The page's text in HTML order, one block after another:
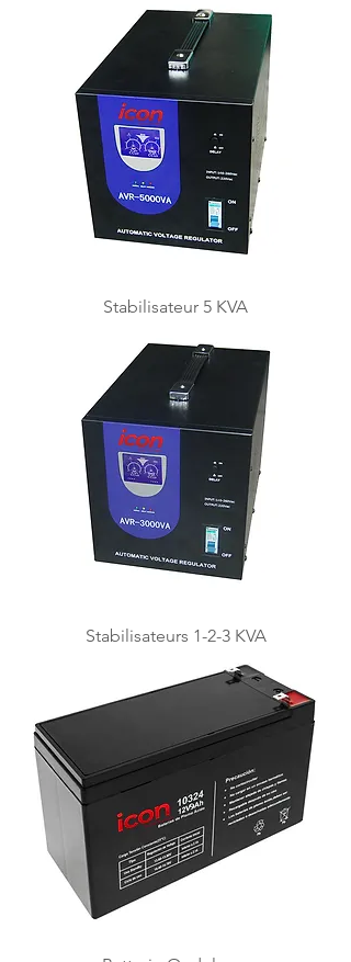
Stabilisateur 5 KVA
Stabilisateurs 1-2-3 KVA